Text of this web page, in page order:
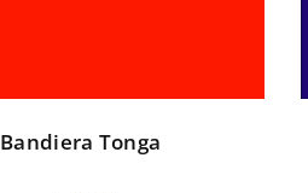
Bandiera Tonga